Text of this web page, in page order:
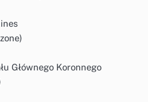
Głównego Koronnego